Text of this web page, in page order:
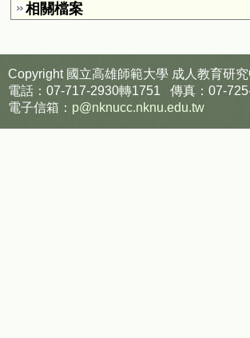
相關檔案
Copyright 國立高雄師範大學 成人教育研
電話：07-717-2930轉1751 傳真：07-
電子信箱： p@nknucc.nknu.edu.tw